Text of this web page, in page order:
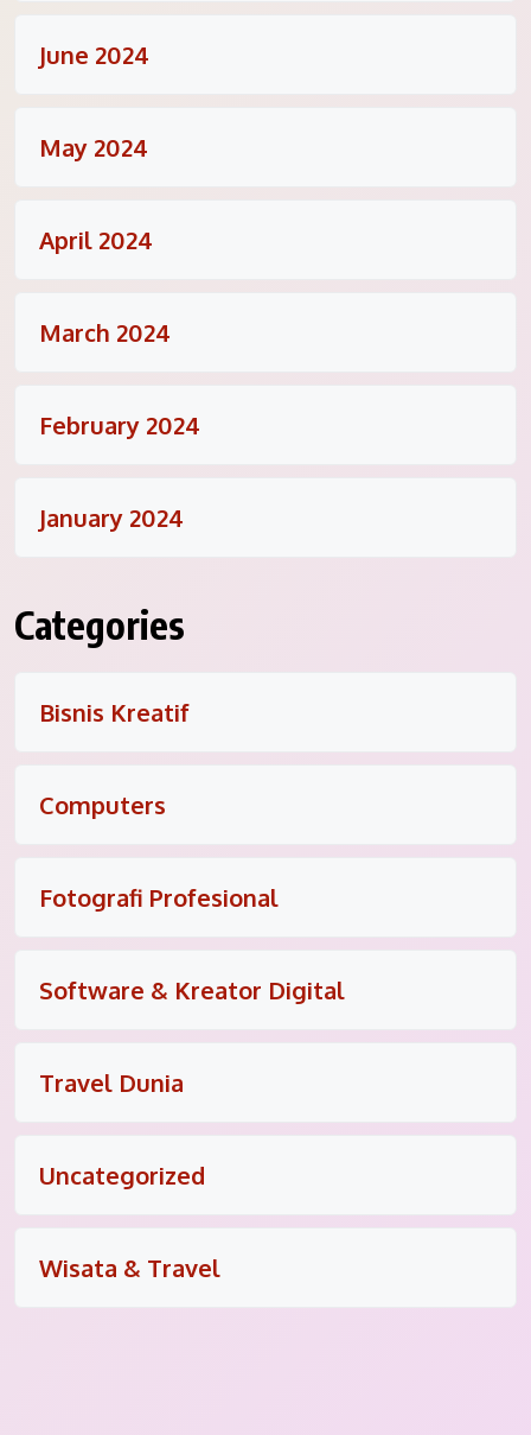
June 2024
May 2024
April 2024
March 2024
February 2024
January 2024
Categories
Bisnis Kreatif
Computers
Fotografi Profesional
Software & Kreator Digital
Travel Dunia
Uncategorized
Wisata & Travel